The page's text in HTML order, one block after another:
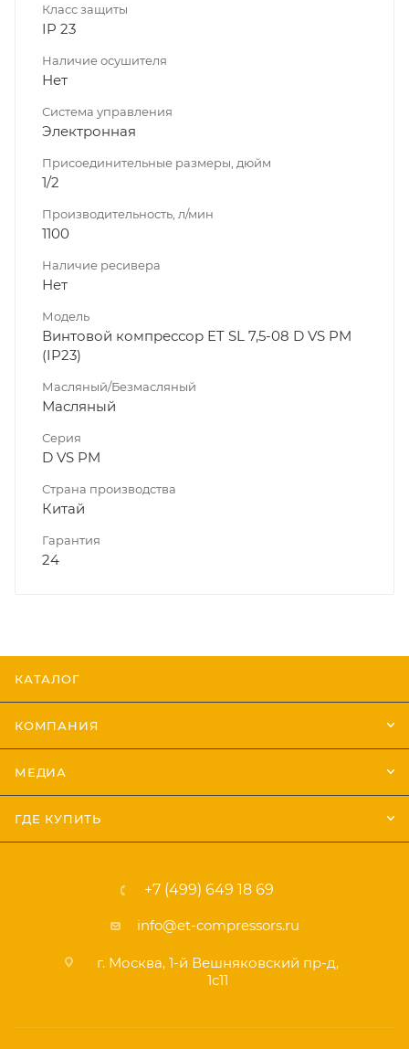
Класс защиты
IP 23
Наличие осушителя
Нет
Система управления
Электронная
Присоединительные размеры, дюйм
1/2
Производительность, л/мин
1100
Наличие ресивера
Нет
Модель
Винтовой компрессор ET SL 7,5-08 D VS PM
(IP23)
Масляный/Безмасляный
Масляный
Серия
D VS PM
Страна производства
Китай
Гарантия
24
КАТАЛОГ
КОМПАНИЯ
МЕДИА
ГДЕ КУПИТЬ
+7 (499) 649 18 69
info@et-compressors.ru
г. Москва, 1-й Вешняковский пр-д,
1с11